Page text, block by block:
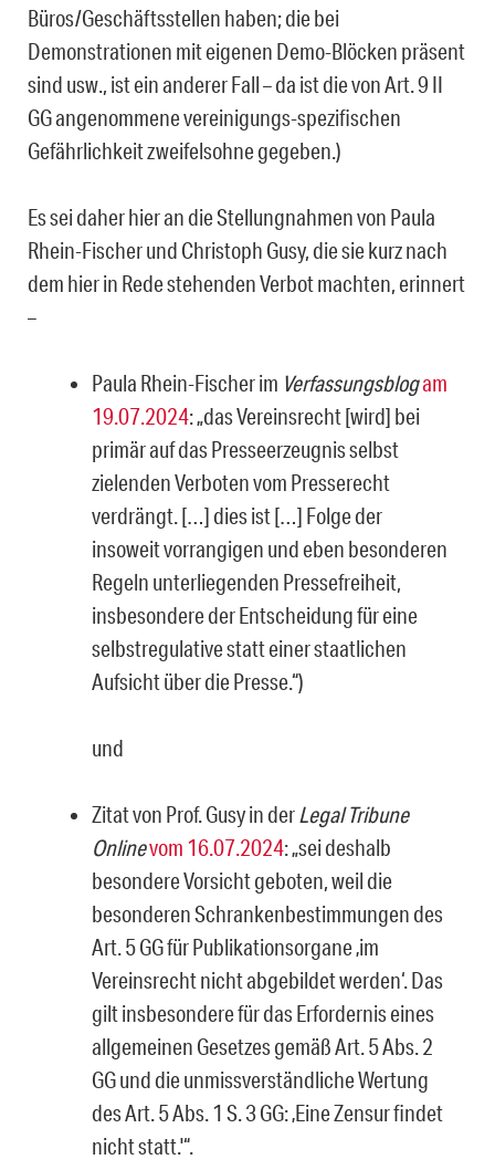
Büros/Geschäftsstellen haben; die bei
Demonstrationen mit eigenen Demo-Blöcken präsent
sind usw., ist ein anderer Fall – da ist die von Art. 9 II
GG angenommene vereinigungs-spezifischen
Gefährlichkeit zweifelsohne gegeben.)
Es sei daher hier an die Stellungnahmen von Paula
Rhein-Fischer und Christoph Gusy, die sie kurz nach
dem hier in Rede stehenden Verbot machten, erinnert
–
Paula Rhein-Fischer im Verfassungsblogam
19.07.2024: „das Vereinsrecht [wird] bei
primär auf das Presseerzeugnis selbst
zielenden Verboten vom Presserecht
verdrängt. […] dies ist […] Folge der
insoweit vorrangigen und eben besonderen
Regeln unterliegenden Pressefreiheit,
insbesondere der Entscheidung für eine
selbstregulative statt einer staatlichen
Aufsicht über die Presse.“)
und
Zitat von Prof. Gusy in derLegal Tribune
Onlinevom 16.07.2024: „sei deshalb
besondere Vorsicht geboten, weil die
besonderen Schrankenbestimmungen des
Art. 5 GG für Publikationsorgane ‚im
Vereinsrecht nicht abgebildet werden‘. Das
gilt insbesondere für das Erfordernis eines
allgemeinen Gesetzes gemäß Art. 5 Abs. 2
GG und die unmissverständliche Wertung
des Art. 5 Abs. 1 S. 3 GG: ‚Eine Zensur findet
nicht statt.'“.